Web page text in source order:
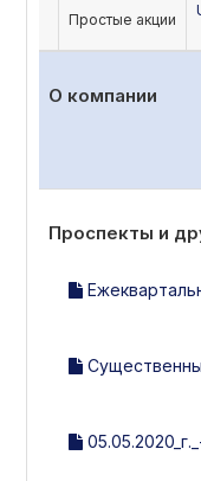
Простые акции
О компании
Проспекты и